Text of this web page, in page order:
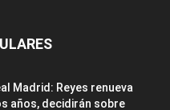
Madrid: Reyes renueva
años, decidirán sobre